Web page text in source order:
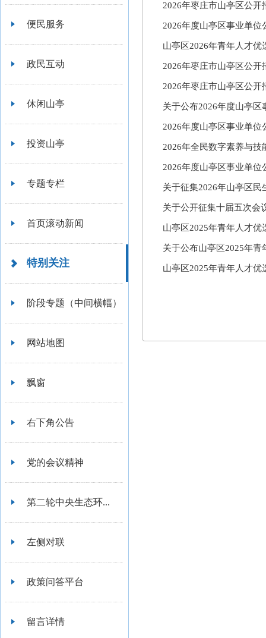
便民服务
政民互动
休闲山亭
投资山亭
专题专栏
首页滚动新闻
特别关注
阶段专题（中间横幅）
网站地图
飘窗
右下角公告
党的会议精神
第二轮中央生态环...
左侧对联
政策问答平台
留言详情
2026年枣庄市山亭区公
2026年度山亭区事业单
山亭区2026年青年人才
2026年枣庄市山亭区公
2026年枣庄市山亭区公开
关于公布2026年度山亭
2026年度山亭区事业单
2026年全民数字素养与技
2026年度山亭区事业单
关于征集2026年山亭区民
关于公开征集十届五次会
山亭区2025年青年人才优
关于公布山亭区2025年
山亭区2025年青年人才